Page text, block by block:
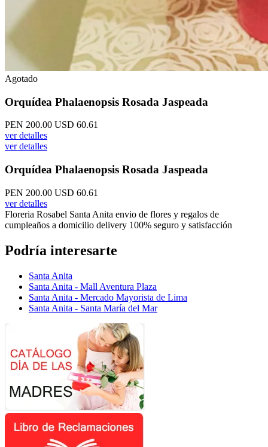
Agotado
Orquídea Phalaenopsis Rosada Jaspeada
PEN 200.00 USD 60.61
ver detalles
ver detalles
Orquídea Phalaenopsis Rosada Jaspeada
PEN 200.00 USD 60.61
ver detalles
Floreria Rosabel Santa Anita envio de flores y regalos de
cumpleaños a domicilio delivery 100% seguro y satisfacción
Podría interesarte
Santa Anita
Santa Anita - Mall Aventura Plaza
Santa Anita - Mercado Mayorista de Lima
Santa Anita - Santa María del Mar